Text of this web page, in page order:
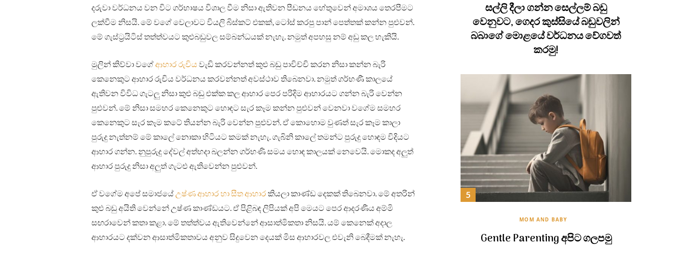
දරුවා වර්ධනය වන විට ගර්භාෂය විශාල වීම නිසා ඇතිවන පීඩනය හේතුවෙන් අමාශය තෙරපීමට
ලක්වීම නිසයි. මේ වගේ වෙලාවට වියලි බිස්කට් එකක්, ටෝස් කරපු පාන් පෙත්තක් කන්න පුළුවන්.
මේ ගැස්ට්‍රයිටිස් තත්ත්වයට කුළුබඩුවල සම්බන්ධයක් නැහැ. නමුත් අපහසු නම් අඩු කල හැකියි.
මුලින් කිව්වා වගේආහාර රුචිය වැඩි කරවන්නත් කුළු බඩු පාවිච්චි කරන නිසා කන්න බැරි
කෙනෙකුට ආහාර රුචිය වර්ධනය කරවන්නත් අවස්ථාව තිබෙනවා. නමුත් ගර්භණී කාලයේ
ඇතිවන විවිධ ගැටලු නිසා කුළු බඩු එක්ක කල ආහාර පෙර පරිදිම ආහාරයට ගන්න බැරි වෙන්න
පුළුවන්. මේ නිසා සමහර කෙනෙකුට හොඳට සැර කෑම කන්න පුළුවන් වෙනවා වගේම සමහර
කෙනෙකුට සැර කෑම කටේ තියන්න බැරි වෙන්න පුළුවන්. ඒ කොහොම වුණත් සැර කෑම කාලා
පුරුදු නැත්නම් මේ කාලේ නොකා හිටියට කමක් නැහැ. ගැබිනි කාලේ තමන්ට පුරුදු හොඳම විදියට
ආහාර ගන්න. නුපුරුදු දේවල් අත්හදා බලන්න ගර්භණි සමය හොඳ කාලයක් නෙවෙයි. මොකද අලුත්
ආහාර පුරුදු නිසා අලුත් ගැටළු ඇතිවෙන්න පුළුවන්.
ඒ වගේම අපේ සමාජයේඋෂ්ණ ආහාර හා සීත ආහාරකියලා කාණ්ඩ දෙකක් තිබෙනවා. මේ අතරින්
කුළු බඩු අයිති වෙන්නේ උෂ්ණ කාණ්ඩයට. ඒ පිළිබඳ ලිපියක් අපි මෙයට පෙර ආදරණීය අම්මි
සඟරාවෙන් කතා කළා. මේ තත්ත්වය ඇතිවෙන්නේ ආසාත්මිකතා නිසයි. යම් කෙනෙක් අදාල
ආහාරයට දක්වන ආසාත්මිකතාවය අනුව සිදුවෙන දෙයක් මිස ආහාරවල එවැනි බෙදීමක් නැහැ.
සල්ලි දීලා ගන්න සෙල්ලම් බඩු
වෙනුවට, ගෙදර කුස්සියේ බඩුවලින්
බබාගේ මොළයේ වර්ධනය වේගවත්
කරමු!
MOM AND BABY
Gentle Parenting අපිට ගලපමු